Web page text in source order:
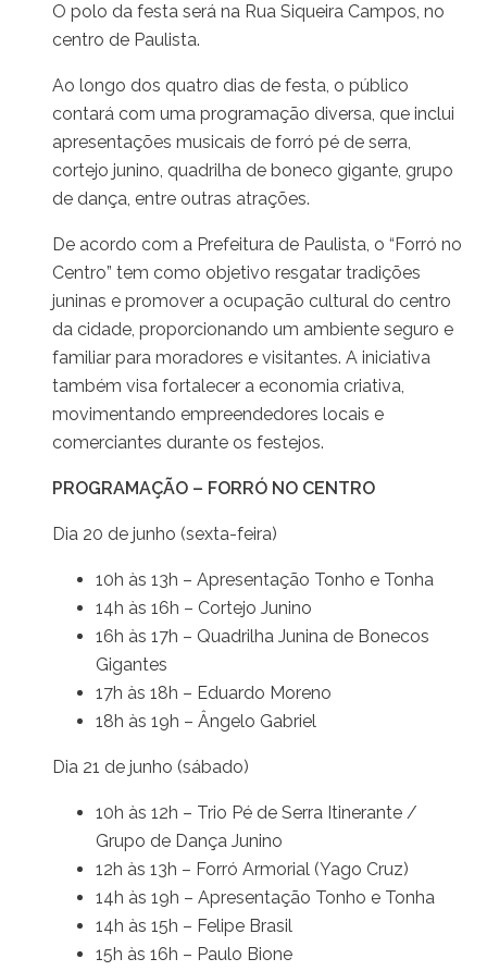
O polo da festa será na Rua Siqueira Campos, no
centro de Paulista.
Ao longo dos quatro dias de festa, o público
contará com uma programação diversa, que inclui
apresentações musicais de forró pé de serra,
cortejo junino, quadrilha de boneco gigante, grupo
de dança, entre outras atrações.
De acordo com a Prefeitura de Paulista, o “Forró no
Centro” tem como objetivo resgatar tradições
juninas e promover a ocupação cultural do centro
da cidade, proporcionando um ambiente seguro e
familiar para moradores e visitantes. A iniciativa
também visa fortalecer a economia criativa,
movimentando empreendedores locais e
comerciantes durante os festejos.
PROGRAMAÇÃO – FORRÓ NO CENTRO
Dia 20 de junho (sexta-feira)
10h às 13h – Apresentação Tonho e Tonha
14h às 16h – Cortejo Junino
16h às 17h – Quadrilha Junina de Bonecos
Gigantes
17h às 18h – Eduardo Moreno
18h às 19h – Ângelo Gabriel
Dia 21 de junho (sábado)
10h às 12h – Trio Pé de Serra Itinerante /
Grupo de Dança Junino
12h às 13h – Forró Armorial (Yago Cruz)
14h às 19h – Apresentação Tonho e Tonha
14h às 15h – Felipe Brasil
15h às 16h – Paulo Bione